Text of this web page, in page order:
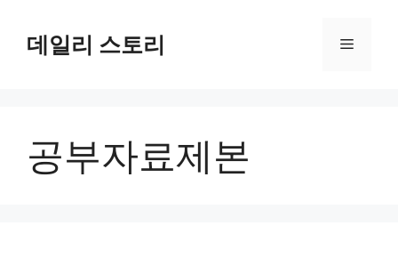
데일리 스토리 메
공부자료제본